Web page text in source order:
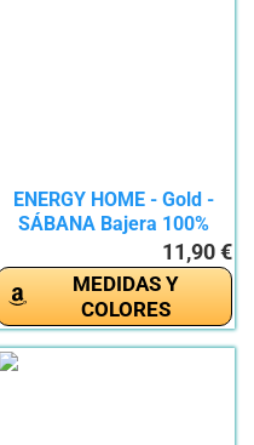
ENERGY HOME - Gold -
SÁBANA Bajera 100%
ALGODÓN...11,90 €
MEDIDAS Y
COLORES